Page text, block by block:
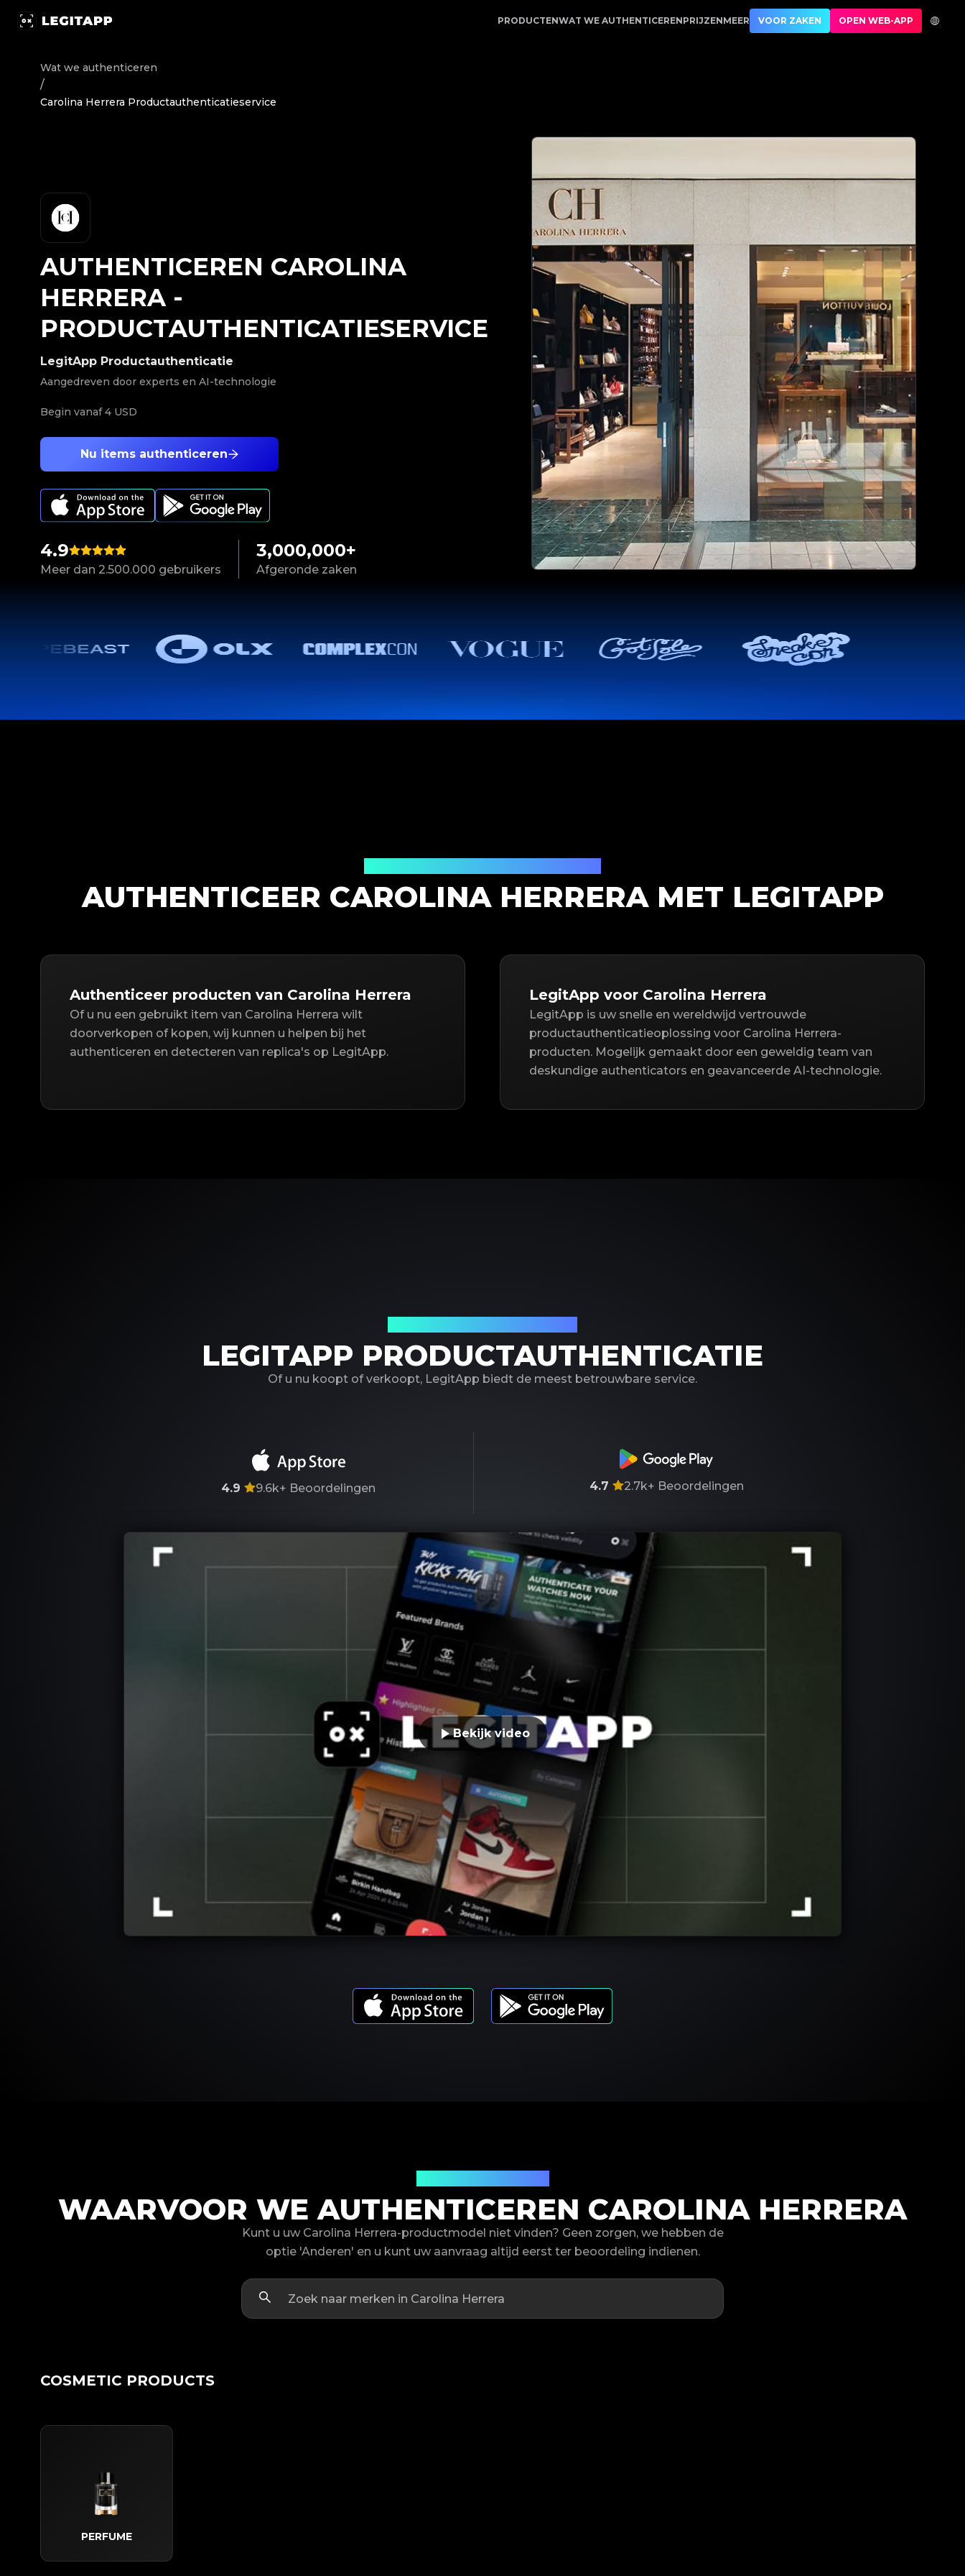
Authenticeren Carolina Herrera - Productauthenticatieservice | LegitApp | Uw betrouwbare partner voor luxe productauthenticatie | No.1 Best Authentication
PRODUCTENWAT WE AUTHENTICERENPRIJZENMEER VOOR ZAKEN OPEN WEB-APP
Wat we authenticeren
/
Carolina Herrera Productauthenticatieservice
4.9
Meer dan 2.500.000 gebruikers
3,000,000+
Afgeronde zaken
Nu items authenticeren
LegitApp Productauthenticatie
Aangedreven door experts en AI-technologie
Begin vanaf4 USD
AUTHENTICEREN CAROLINA
HERRERA-
PRODUCTAUTHENTICATIESERVICE
AUTHENTICEER CAROLINA HERRERA MET LEGITAPP
Authenticeer producten van Carolina Herrera
Of u nu een gebruikt item van Carolina Herrera wilt
doorverkopen of kopen, wij kunnen u helpen bij het
authenticeren en detecteren van replica's op LegitApp.
LegitApp voor Carolina Herrera
LegitApp is uw snelle en wereldwijd vertrouwde
productauthenticatieoplossing voor Carolina Herrera-
producten. Mogelijk gemaakt door een geweldig team van
deskundige authenticators en geavanceerde AI-technologie.
LEGITAPP PRODUCTAUTHENTICATIE
Of u nu koopt of verkoopt, LegitApp biedt de meest betrouwbare service.
4.9 9.6k+ Beoordelingen 4.7 2.7k+ Beoordelingen
Bekijk video
WAARVOOR WE AUTHENTICEREN CAROLINA HERRERA
Kunt u uw Carolina Herrera-productmodel niet vinden? Geen zorgen, we hebben de
optie 'Anderen' en u kunt uw aanvraag altijd eerst ter beoordeling indienen.
COSMETIC PRODUCTS
PERFUME